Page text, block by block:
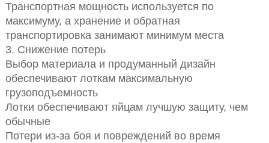
Транспортная мощность используется по
максимуму, а хранение и обратная
транспортировка занимают минимум места
3. Снижение потерь
Выбор материала и продуманный дизайн
обеспечивают лоткам максимальную
грузоподъемность
Лотки обеспечивают яйцам лучшую защиту, чем
обычные
Потери из-за боя и повреждений во время